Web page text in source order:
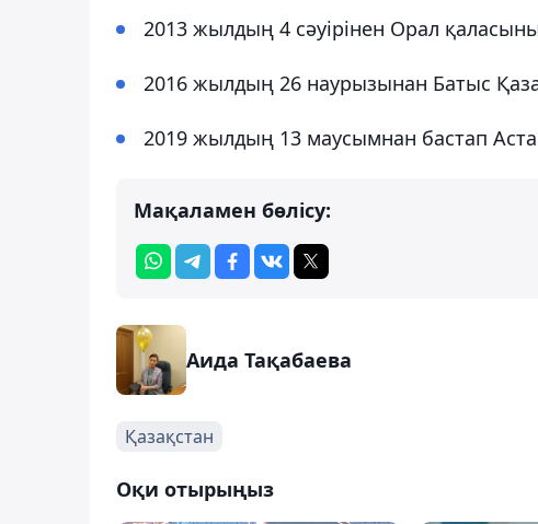
2013 жылдың 4 сәуірінен Орал
2016 жылдың 26 наурызынан Батыс
2019 жылдың 13 маусымнан бастап
Мақаламен бөлісу:
Аида Тақабаева
Қазақстан
Оқи отырыңыз